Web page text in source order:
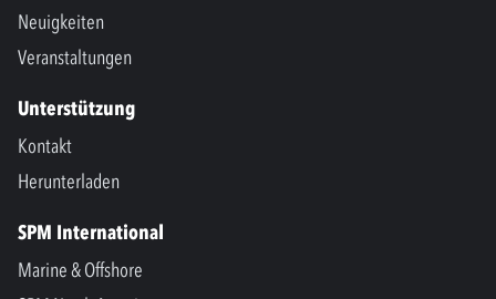
Neuigkeiten
Veranstaltungen
Unterstützung
Kontakt
Herunterladen
SPM International
Marine & Offshore